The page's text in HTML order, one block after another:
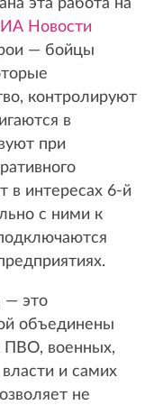
эта работа на
Новости
— бойцы
контролируют
в
при
в интересах 6-й
с ними к
— это
объединены
ПВО, военных,
и самих
не